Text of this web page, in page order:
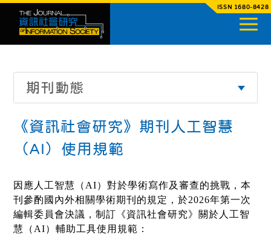
ISSN 1680-8428
期刊動態
《資訊社會研究》期刊人工智慧
（AI）使用規範
因應人工智慧（AI）對於學術寫作及審查的挑戰，本
刊參酌國內外相關學術期刊的規定，於2026年第一次
編輯委員會決議，制訂《資訊社會研究》關於人工智
慧（AI）輔助工具使用規範：